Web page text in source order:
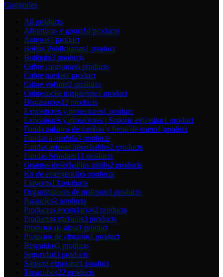
Categories
All products
Alfombras y goma14 products
Antenas1 product
Bolsas Publicitarias1 product
Botiquín3 products
Cubre caravanas6 products
Cubre ruedas1 product
Cubre volante2 products
Cubrecoche trasparente1 product
Disuasorios12 products
Expositores y protectores1 product
Expositores y protectores | Soporte expositor1 product
Funda palanca de cambio y freno de mano1 product
Fundas a medida3 products
Fundas asiento desechables2 products
Fundas Standard11 products
Guantes desechables nitrilo2 products
Kit de emergencia6 products
Llaveros13 products
Organizadores de maletero3 products
Parasoles2 products
Productos secundarios2 products
Productos variados3 products
Protector de aleta1 product
Protector de cinturón1 product
Respaldos5 products
Seguridad3 products
Soporte expositor1 product
Tapacubos22 products